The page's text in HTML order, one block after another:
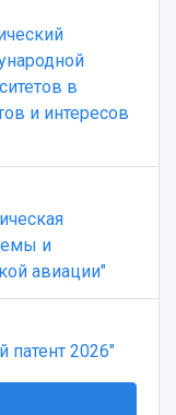
в
и интересов
и
авиации"
2026"